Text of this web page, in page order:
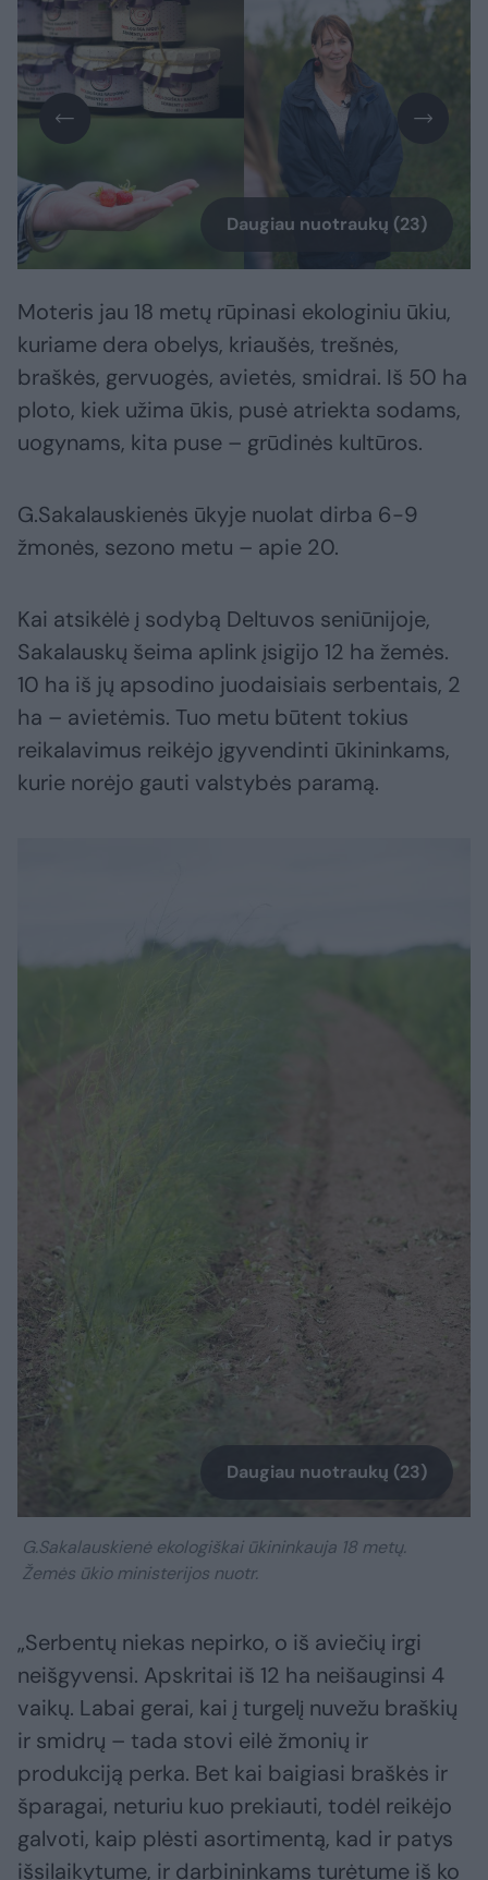
Daugiau nuotraukų (23)
Moteris jau 18 metų rūpinasi ekologiniu ūkiu,
kuriame dera obelys, kriaušės, trešnės,
braškės, gervuogės, avietės, smidrai. Iš 50 ha
ploto, kiek užima ūkis, pusė atriekta sodams,
uogynams, kita puse – grūdinės kultūros.
G.Sakalauskienės ūkyje nuolat dirba 6-9
žmonės, sezono metu – apie 20.
Kai atsikėlė į sodybą Deltuvos seniūnijoje,
Sakalauskų šeima aplink įsigijo 12 ha žemės.
10 ha iš jų apsodino juodaisiais serbentais, 2
ha – avietėmis. Tuo metu būtent tokius
reikalavimus reikėjo įgyvendinti ūkininkams,
kurie norėjo gauti valstybės paramą.
Daugiau nuotraukų (23)
G.Sakalauskienė ekologiškai ūkininkauja 18 metų.
Žemės ūkio ministerijos nuotr.
„Serbentų niekas nepirko, o iš aviečių irgi
neišgyvensi. Apskritai iš 12 ha neišauginsi 4
vaikų. Labai gerai, kai į turgelį nuvežu braškių
ir smidrų – tada stovi eilė žmonių ir
produkciją perka. Bet kai baigiasi braškės ir
šparagai, neturiu kuo prekiauti, todėl reikėjo
galvoti, kaip plėsti asortimentą, kad ir patys
išsilaikytume, ir darbininkams turėtume iš ko